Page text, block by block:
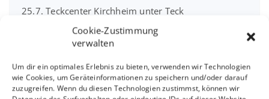
Cookie-Zustimmung
verwalten
Um dir ein optimales Erlebnis zu bieten, verwenden wir Technologien
wie Cookies, um Geräteinformationen zu speichern und/oder darauf
zuzugreifen. Wenn du diesen Technologien zustimmst, können wir
25.7. Teckcenter Kirchheim unter Teck
Gartenlesung am 26.7.2026 in Oberndorf N.
Das gibt es im Juli